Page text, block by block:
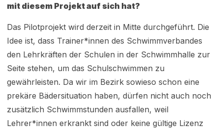
mit diesem Projekt auf sich hat?
Das Pilotprojekt wird derzeit in Mitte durchgeführt. Die
Idee ist, dass Trainer*innen des Schwimmverbandes
den Lehrkräften der Schulen in der Schwimmhalle zur
Seite stehen, um das Schulschwimmen zu
gewährleisten. Da wir im Bezirk sowieso schon eine
prekäre Bädersituation haben, dürfen nicht auch noch
zusätzlich Schwimmstunden ausfallen, weil
Lehrer*innen erkrankt sind oder keine gültige Lizenz